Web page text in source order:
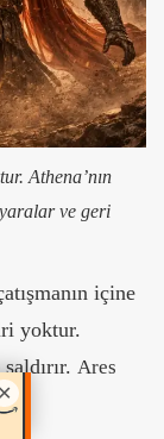
Athena’nın
ve geri
içine
yoktur.
Ares